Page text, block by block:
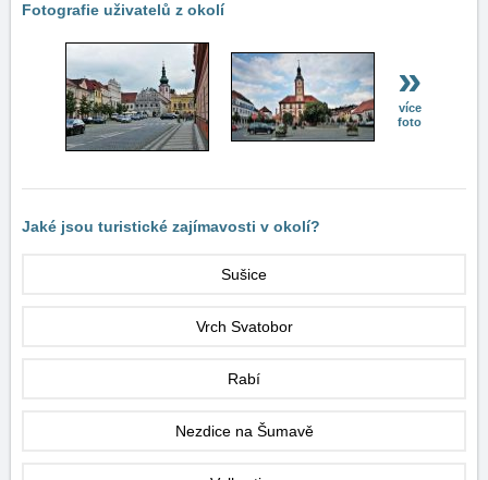
Fotografie uživatelů z okolí
»
více
foto
Jaké jsou turistické zajímavosti v okolí?
Sušice
Vrch Svatobor
Rabí
Nezdice na Šumavě